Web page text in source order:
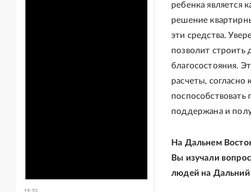
ребенка является
решение
эти средства.
позволит
благосостояния.
расчеты,
поддержана и
На Дальнем
Вы изучали
людей на Дальний
19:33